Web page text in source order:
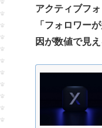
アクティブフ
「フォロワー
因が数値で見